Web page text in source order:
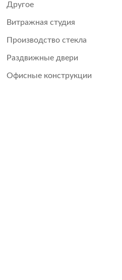
Другое
Витражная студия
Производство стекла
Раздвижные двери
Офисные конструкции